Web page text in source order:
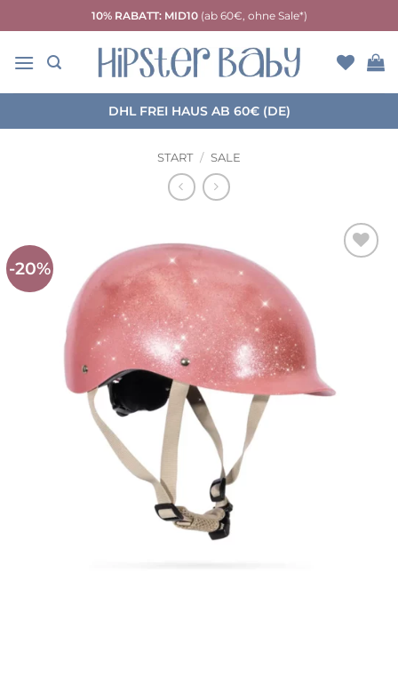
Inhalt
springen
10% RABATT: MID10(ab 60€, ohne Sale*)
DHL FREI HAUS AB 60€ (DE)
START / SALE
-20%